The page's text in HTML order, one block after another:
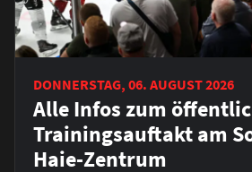
DONNERSTAG, 06. AUGUST 2026
Alle Infos zum
Trainingsauftakt am
Haie-Zentrum